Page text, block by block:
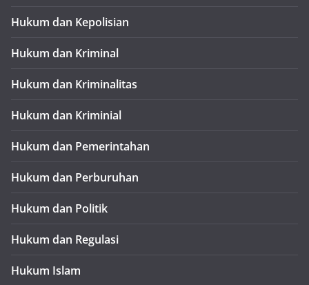
Hukum dan Kepolisian
Hukum dan Kriminal
Hukum dan Kriminalitas
Hukum dan Kriminial
Hukum dan Pemerintahan
Hukum dan Perburuhan
Hukum dan Politik
Hukum dan Regulasi
Hukum Islam